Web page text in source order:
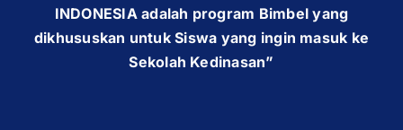
INDONESIA adalah program Bimbel yang
dikhususkan untuk Siswa yang ingin masuk ke
Sekolah Kedinasan”